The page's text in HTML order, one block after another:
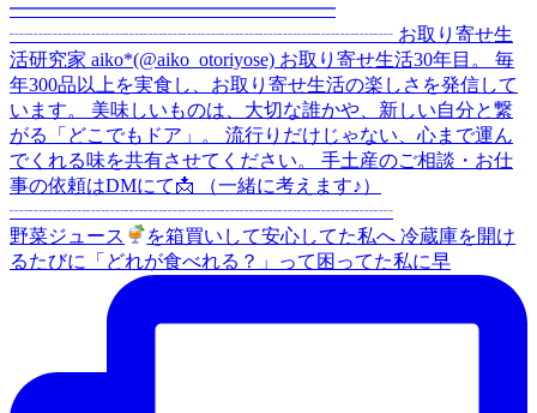
野菜ジュース
を箱買いして安心してた私へ 冷蔵庫を開け
るたびに「どれが食べれる？」って困ってた私に早